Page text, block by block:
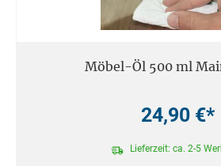
Möbel-Öl 500 ml
24,90 €*
Lieferzeit: ca. 2-5